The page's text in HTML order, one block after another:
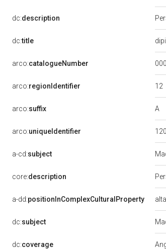
dc:description
dc:title
arco:catalogueNumber
arco:regionIdentifier 12
arco:suffix A
arco:uniqueIdentifier
a-cd:subject
core:description
a-dd:positionInComplexCulturalProperty
dc:subject
dc:coverage